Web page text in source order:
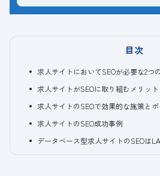
目次
求人サイトにおいてSEOが必要な2つ
求人サイトがSEOに取り組むメリット
求人サイトのSEOで効果的な施策とポ
求人サイトのSEO成功事例
データベース型求人サイトのSEOは